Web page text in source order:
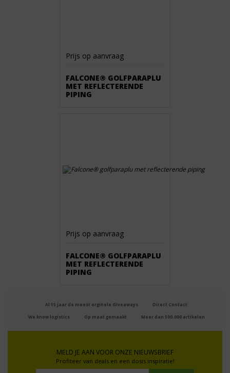
Prijs op aanvraag
FALCONE® GOLFPARAPLU
MET REFLECTERENDE
PIPING
Prijs op aanvraag
FALCONE® GOLFPARAPLU
MET REFLECTERENDE
PIPING
Al 15 jaar de meest orginele Giveaways Direct Contact
We know logistics Op maat gemaakt Meer dan 500.000 artikelen
MELD JE AAN VOOR ONZE NIEUWSBRIEF
Profiteer van deals en een dosis inspiratie!